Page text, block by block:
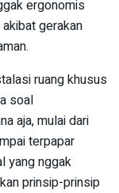
ergonomis
gerakan
ruang khusus
soal
aja, mulai dari
terpapar
yang nggak
prinsip-prinsip